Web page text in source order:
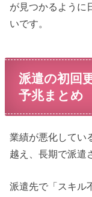
が見つかるように
いです。
派遣の初回
予兆まとめ
業績が悪化してい
越え、長期で派遣
派遣先で「スキル